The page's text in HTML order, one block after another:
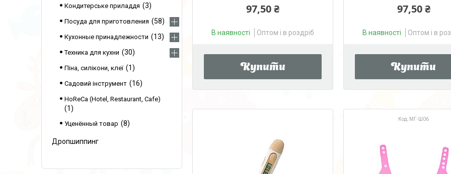
97,50 ₴
В наявності Оптом і в роздріб
Купити
97,50 ₴
В наявності Оптом і в
Купити
МГ-Ш06
Кондитерське приладдя 3
Посуда для приготовления 58
Кухонные принадлежности 13
Техника для кухни 30
Піна, силікони, клеї 1
Садовий інструмент 16
HoReCa (Hotel, Restaurant, Cafe)
1
Уценённый товар 8
Дропшиппинг